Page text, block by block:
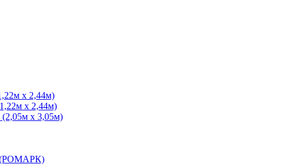
х 2,44м)
х 2,44м)
х 3,05м)
(РОМАРК)